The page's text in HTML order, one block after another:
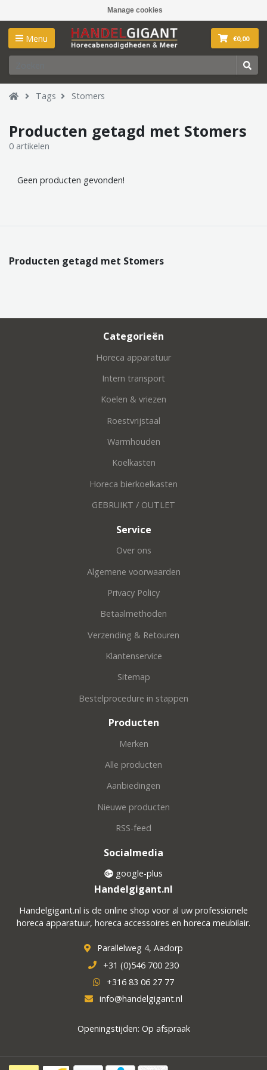
Manage cookies
Menu €0,00
Tags Stomers
Producten getagd met Stomers
0 artikelen
Geen producten gevonden!
Producten getagd met Stomers
Categorieën
Horeca apparatuur
Intern transport
Koelen & vriezen
Roestvrijstaal
Warmhouden
Koelkasten
Horeca bierkoelkasten
GEBRUIKT / OUTLET
Service
Over ons
Algemene voorwaarden
Privacy Policy
Betaalmethoden
Verzending & Retouren
Klantenservice
Sitemap
Bestelprocedure in stappen
Producten
Merken
Alle producten
Aanbiedingen
Nieuwe producten
RSS-feed
Socialmedia
google-plus
Handelgigant.nl
Handelgigant.nl is de online shop voor al uw professionele
horeca apparatuur, horeca accessoires en horeca meubilair.
Parallelweg 4, Aadorp
+31 (0)546 700 230
+316 83 06 27 77
info@handelgigant.nl
Openingstijden: Op afspraak